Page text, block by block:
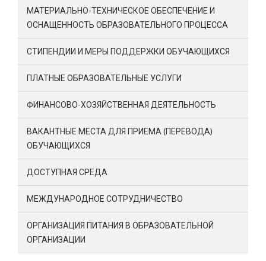
МАТЕРИАЛЬНО-ТЕХНИЧЕСКОЕ ОБЕСПЕЧЕНИЕ И
ОСНАЩЕННОСТЬ ОБРАЗОВАТЕЛЬНОГО ПРОЦЕССА
СТИПЕНДИИ И МЕРЫ ПОДДЕРЖКИ ОБУЧАЮЩИХСЯ
ПЛАТНЫЕ ОБРАЗОВАТЕЛЬНЫЕ УСЛУГИ
ФИНАНСОВО-ХОЗЯЙСТВЕННАЯ ДЕЯТЕЛЬНОСТЬ
ВАКАНТНЫЕ МЕСТА ДЛЯ ПРИЕМА (ПЕРЕВОДА)
ОБУЧАЮЩИХСЯ
ДОСТУПНАЯ СРЕДА
МЕЖДУНАРОДНОЕ СОТРУДНИЧЕСТВО
ОРГАНИЗАЦИЯ ПИТАНИЯ В ОБРАЗОВАТЕЛЬНОЙ
ОРГАНИЗАЦИИ